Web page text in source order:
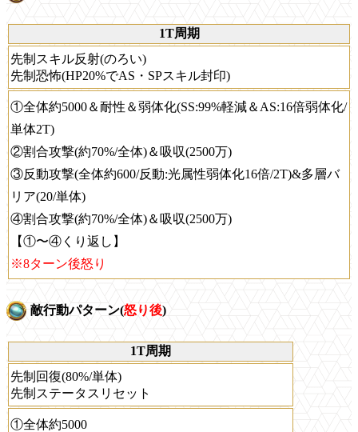
1T周期
先制スキル反射(のろい)
先制恐怖(HP20%でAS・SPスキル封印)
①全体約5000＆耐性＆弱体化(SS:99%軽減＆AS:16倍弱体化/
単体2T)
②割合攻撃(約70%/全体)＆吸収(2500万)
③反動攻撃(全体約600/反動:光属性弱体化16倍/2T)&多層バ
リア(20/単体)
④割合攻撃(約70%/全体)＆吸収(2500万)
【①〜④くり返し】
※8ターン後怒り
敵行動パターン(怒り後)
1T周期
先制回復(80%/単体)
先制ステータスリセット
①全体約5000